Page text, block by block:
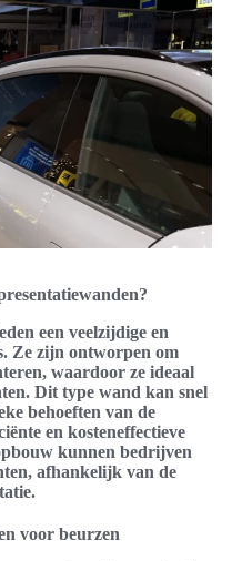
een veelzijdige en
Ze zijn ontworpen om
waardoor ze ideaal
Dit type wand kan snel
behoeften van de
en kosteneffectieve
kunnen bedrijven
afhankelijk van de
voor beurzen